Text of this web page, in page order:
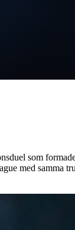
som
med samma